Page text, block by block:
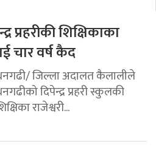
प्रहरीकी शिक्षिकाका
चार वर्ष कैद
जिल्ला अदालत कैलालीले
दिपेन्द्र प्रहरी स्कुलकी
राजेश्वरी...